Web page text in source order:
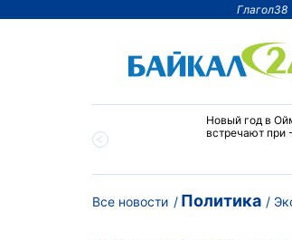
Глагол38
Новый год в
встречают при
Все новости Политика